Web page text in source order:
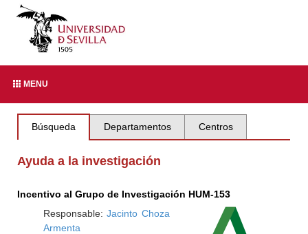
MENU
Búsqueda Departamentos Centros
Ayuda a la investigación
Incentivo al Grupo de Investigación HUM-153
Responsable:Jacinto Choza
Armenta